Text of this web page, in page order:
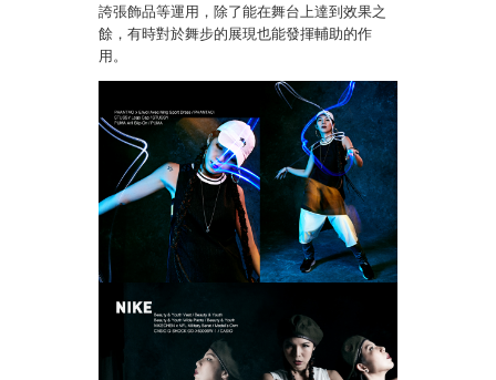
誇張飾品等運用，除了能在舞台上達到效果之
餘，有時對於舞步的展現也能發揮輔助的作
用。